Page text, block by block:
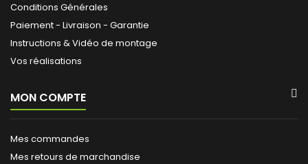
Conditions Générales
Paiement - Livraison - Garantie
Instructions & Vidéo de montage
Vos réalisations
MON COMPTE
Mes commandes
Mes retours de marchandise